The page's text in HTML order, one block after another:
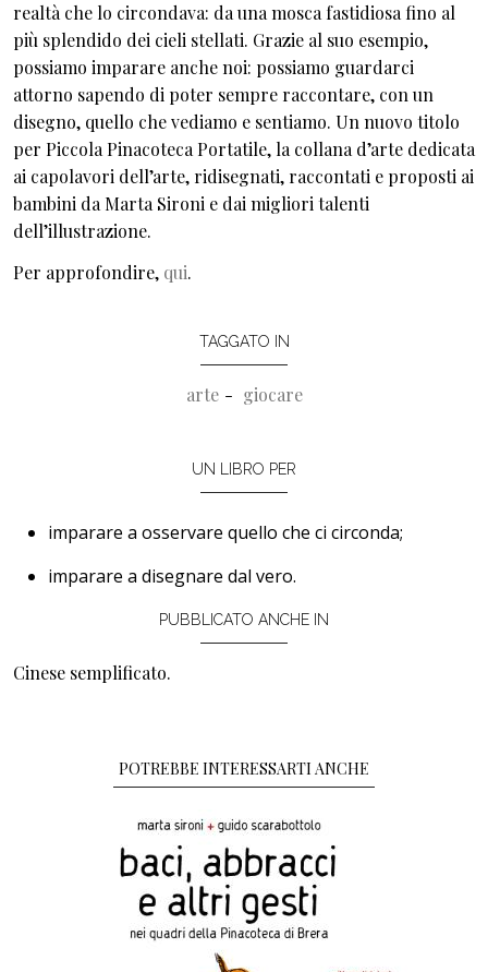
realtà che lo circondava: da una mosca fastidiosa fino al
più splendido dei cieli stellati. Grazie al suo esempio,
possiamo imparare anche noi: possiamo guardarci
attorno sapendo di poter sempre raccontare, con un
disegno, quello che vediamo e sentiamo. Un nuovo titolo
per Piccola Pinacoteca Portatile, la collana d’arte dedicata
ai capolavori dell’arte, ridisegnati, raccontati e proposti ai
bambini da Marta Sironi e dai migliori talenti
dell’illustrazione.
Per approfondire, qui.
TAGGATO IN
arte giocare
UN LIBRO PER
imparare a osservare quello che ci circonda;
imparare a disegnare dal vero.
PUBBLICATO ANCHE IN
Cinese semplificato.
POTREBBE INTERESSARTI ANCHE